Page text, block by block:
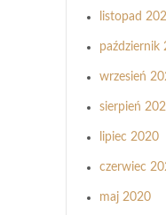
listopad
październik
wrzesień
sierpień
lipiec 2020
czerwiec
maj 2020